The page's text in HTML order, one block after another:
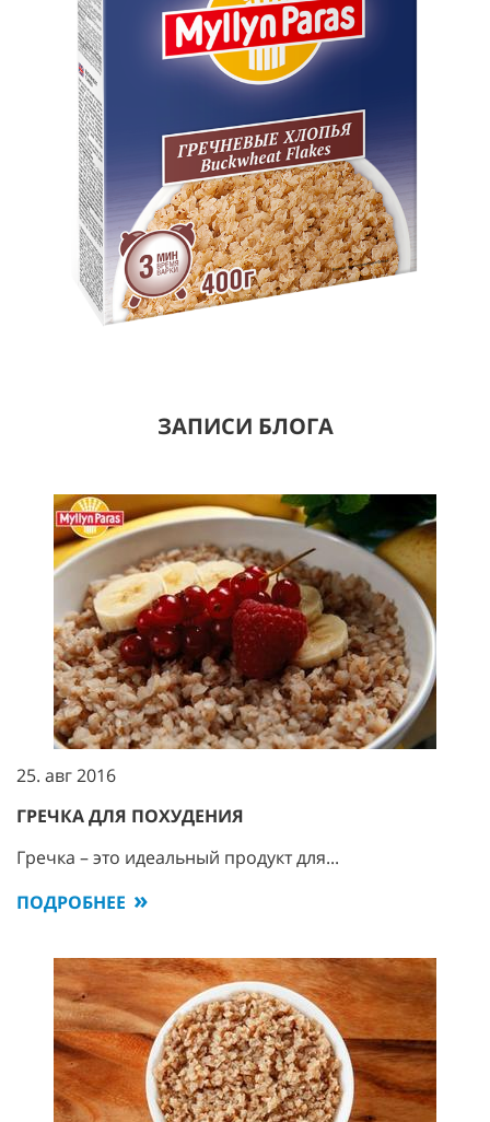
ЗАПИСИ БЛОГА
25. авг 2016
ГРЕЧКА ДЛЯ ПОХУДЕНИЯ
Гречка – это идеальный продукт для...
ПОДРОБНЕЕ